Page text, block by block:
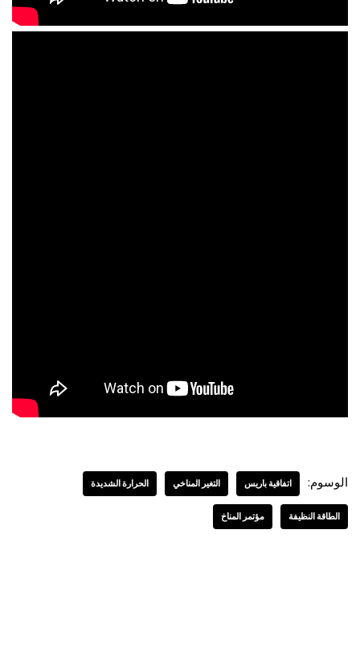
الوسوم: اتفاقية باريس التغير المناخي الحرارة الشديدة
الطاقة النظيفة مؤتمر المناخ